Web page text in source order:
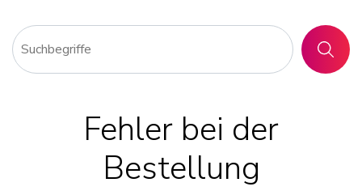
SUCHEN
Fehler bei der
Bestellung